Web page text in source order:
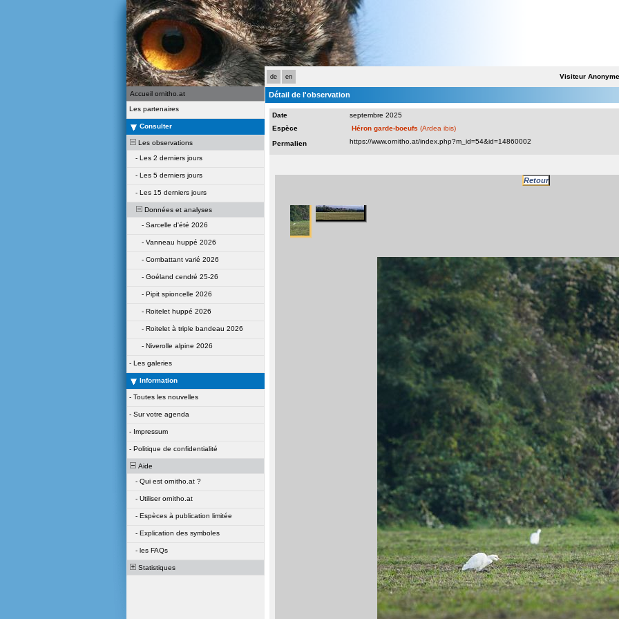
de en Visiteur Anonyme
Accueil ornitho.at
Les partenaires
Consulter
Les observations
- Les 2 derniers jours
- Les 5 derniers jours
- Les 15 derniers jours
Données et analyses
- Sarcelle d'été 2026
- Vanneau huppé 2026
- Combattant varié 2026
- Goéland cendré 25-26
- Pipit spioncelle 2026
- Roitelet huppé 2026
- Roitelet à triple bandeau 2026
- Niverolle alpine 2026
- Les galeries
Information
- Toutes les nouvelles
- Sur votre agenda
- Impressum
- Politique de confidentialité
Aide
- Qui est ornitho.at ?
- Utiliser ornitho.at
- Espèces à publication limitée
- Explication des symboles
- les FAQs
Statistiques
Détail de l'observation
Date
septembre 2025
Espèce
Héron garde-boeufs (Ardea ibis)
Permalien